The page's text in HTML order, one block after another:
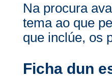
Na procura
tema ao que
que inclúe, os
Ficha dun